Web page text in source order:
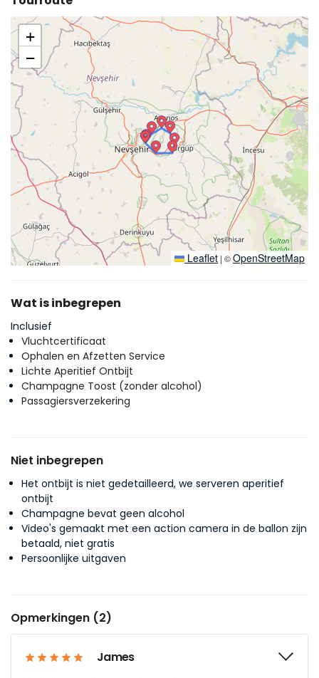
+
−
Leaflet | ©OpenStreetMap
Wat is inbegrepen
Inclusief
Vluchtcertificaat
Ophalen en Afzetten Service
Lichte Aperitief Ontbijt
Champagne Toost (zonder alcohol)
Passagiersverzekering
Niet inbegrepen
Het ontbijt is niet gedetailleerd, we serveren aperitief
ontbijt
Champagne bevat geen alcohol
Video's gemaakt met een action camera in de ballon zijn
betaald, niet gratis
Persoonlijke uitgaven
Opmerkingen (2)
James